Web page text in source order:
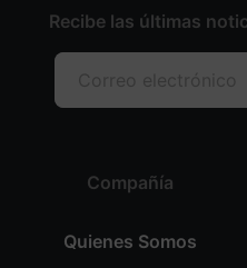
Compañía
Quienes Somos
Recibe las últimas